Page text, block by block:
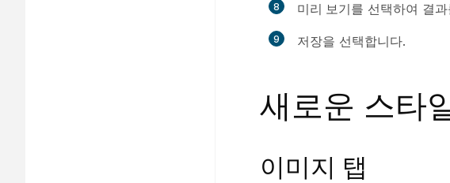
8 미리 보기를 선택하여 결
9 저장을 선택합니다.
새로운 스타
이미지 탭